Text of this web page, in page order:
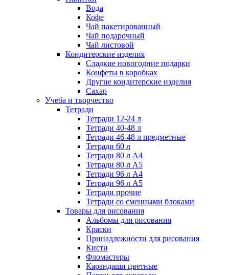
Вода
Кофе
Чай пакетированный
Чай подарочный
Чай листовой
Кондитерские изделия
Сладкие новогодние подарки
Конфеты в коробках
Другие кондитерские изделия
Сахар
Учеба и творчество
Тетради
Тетради 12-24 л
Тетради 40-48 л
Тетради 46-48 л предметные
Тетради 60 л
Тетради 80 л А4
Тетради 80 л А5
Тетради 96 л А4
Тетради 96 л А5
Тетради прочие
Тетради со сменными блоками
Товары для рисования
Альбомы для рисования
Краски
Принадлежности для рисования
Кисти
Фломастеры
Карандаши цветные